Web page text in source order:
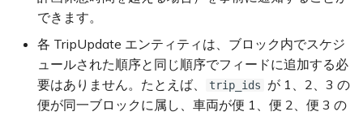
できます。
各 TripUpdate エンティティは、ブロック内でスケジ
ュールされた順序と同じ順序でフィードに追加する必
要はありません。たとえば、
trip_ids
が 1、2、3 の
便が同一ブロックに属し、車両が便 1、便 2、便 3 の